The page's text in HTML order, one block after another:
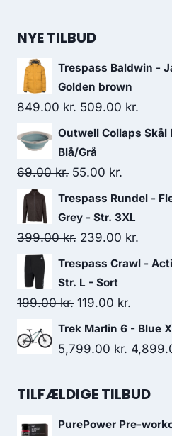
NYE TILBUD
Trespass Baldwin -
Golden brown
849.00kr. Original
price
was:
849.00 kr..
509.00 kr.
price
Outwell Collaps Skål
Blå/Grå
69.00kr. Original
price
was:
69.00 kr..
55.00 kr.
price
is:
55.00 kr..
Trespass Rundel -
Grey - Str. 3XL
399.00kr. Original
price
was:
399.00 kr..
239.00 kr.
price
Trespass Crawl -
Str. L - Sort
199.00kr. Original
price
was:
119.00 kr.
price
is:
Trek Marlin 6 - Blue
5,799.00kr.
was:
TILFÆLDIGE TILBUD
PurePower Pre-